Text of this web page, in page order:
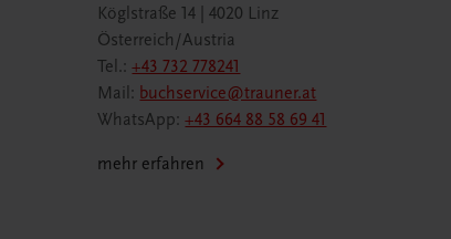
Köglstraße 14 | 4020 Linz
Österreich/Austria
Tel.:+43 732 778241
Mail: buchservice@trauner.at
WhatsApp:+43 664 88 58 69 41
mehr erfahren